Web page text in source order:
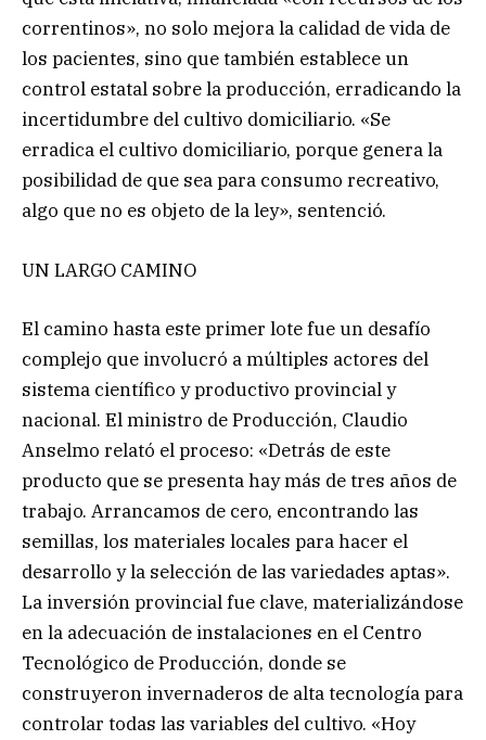
correntinos», no solo mejora la calidad de vida de
los pacientes, sino que también establece un
control estatal sobre la producción, erradicando la
incertidumbre del cultivo domiciliario. «Se
erradica el cultivo domiciliario, porque genera la
posibilidad de que sea para consumo recreativo,
algo que no es objeto de la ley», sentenció.
UN LARGO CAMINO
El camino hasta este primer lote fue un desafío
complejo que involucró a múltiples actores del
sistema científico y productivo provincial y
nacional. El ministro de Producción, Claudio
Anselmo relató el proceso: «Detrás de este
producto que se presenta hay más de tres años de
trabajo. Arrancamos de cero, encontrando las
semillas, los materiales locales para hacer el
desarrollo y la selección de las variedades aptas».
La inversión provincial fue clave, materializándose
en la adecuación de instalaciones en el Centro
Tecnológico de Producción, donde se
construyeron invernaderos de alta tecnología para
controlar todas las variables del cultivo. «Hoy